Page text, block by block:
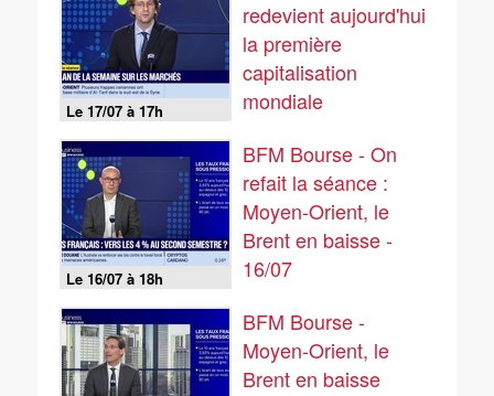
Le 17/07 à 17h
redevient aujourd'hui
la première
capitalisation
mondiale
Le 16/07 à 18h
BFM Bourse - On
refait la séance :
Moyen-Orient, le
Brent en baisse -
16/07
BFM Bourse -
Moyen-Orient, le
Brent en baisse